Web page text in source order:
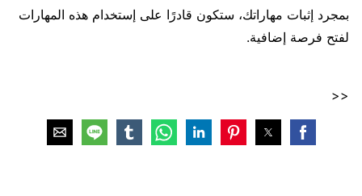
بمجرد إثبات مهاراتك، ستكون قادرًا على إستخدام هذه المهارات
لفتح فرصة إضافية.
<<